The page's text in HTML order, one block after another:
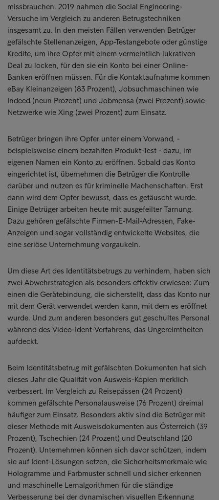
missbrauchen. 2019 nahmen die Social Engineering-
Versuche im Vergleich zu anderen Betrugstechniken
insgesamt zu. In den meisten Fällen verwenden Betrüger
gefälschte Stellenanzeigen, App-Testangebote oder günstige
Kredite, um ihre Opfer mit einem vermeintlich lukrativen
Deal zu locken, für den sie ein Konto bei einer Online-
Banken eröffnen müssen. Für die Kontaktaufnahme kommen
eBay Kleinanzeigen (83 Prozent), Jobsuchmaschinen wie
Indeed (neun Prozent) und Jobmensa (zwei Prozent) sowie
Netzwerke wie Xing (zwei Prozent) zum Einsatz.
Betrüger bringen ihre Opfer unter einem Vorwand, -
beispielsweise einem bezahlten Produkt-Test - dazu, im
eigenen Namen ein Konto zu eröffnen. Sobald das Konto
eingerichtet ist, übernehmen die Betrüger die Kontrolle
darüber und nutzen es für kriminelle Machenschaften. Erst
dann wird dem Opfer bewusst, dass es getäuscht wurde.
Einige Betrüger arbeiten heute mit ausgefeilter Tarnung.
Dazu gehören gefälschte Firmen-E-Mail-Adressen, Fake-
Anzeigen und sogar vollständig entwickelte Websites, die
eine seriöse Unternehmung vorgaukeln.
Um diese Art des Identitätsbetrugs zu verhindern, haben sich
zwei Abwehrstrategien als besonders effektiv erwiesen: Zum
einen die Gerätebindung, die sicherstellt, dass das Konto nur
mit dem Gerät verwendet werden kann, mit dem es eröffnet
wurde. Und zum anderen besonders gut geschultes Personal
während des Video-Ident-Verfahrens, das Ungereimtheiten
aufdeckt.
Beim Identitätsbetrug mit gefälschten Dokumenten hat sich
dieses Jahr die Qualität von Ausweis-Kopien merklich
verbessert. Im Vergleich zu Reisepässen (24 Prozent)
kommen gefälschte Personalausweise (76 Prozent) dreimal
häufiger zum Einsatz. Besonders aktiv sind die Betrüger mit
dieser Methode mit Ausweisdokumenten aus Österreich (39
Prozent), Tschechien (24 Prozent) und Deutschland (20
Prozent). Unternehmen können sich davor schützen, indem
sie auf Ident-Lösungen setzen, die Sicherheitsmerkmale wie
Hologramme und Farbmuster schnell und sicher erkennen
und maschinelle Lernalgorithmen für die ständige
Verbesserung bei der dynamischen visuellen Erkennung